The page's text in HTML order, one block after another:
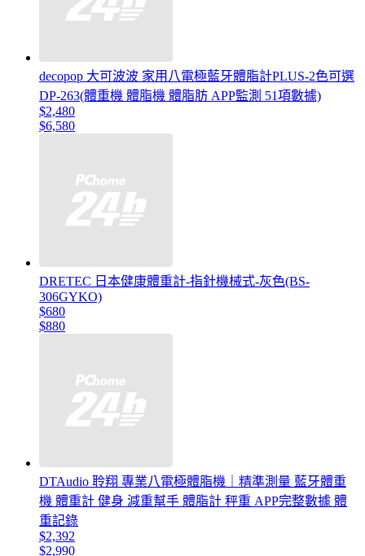
decopop 大可波波 家用八電極藍牙體脂計PLUS-2色可選
DP-263(體重機 體脂機 體脂肪 APP監測 51項數據)
$2,480
$6,580
DRETEC 日本健康體重計-指針機械式-灰色(BS-
306GYKO)
$680
$880
DTAudio 聆翔 專業八電極體脂機｜精準測量 藍牙體重
機 體重計 健身 減重幫手 體脂計 秤重 APP完整數據 體
重記錄
$2,392
$2,990